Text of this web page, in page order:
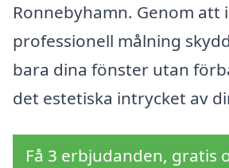
Ronnebyhamn. Genom att
professionell målning
bara dina fönster utan
det estetiska intrycket av
Få 3 erbjudanden, gratis